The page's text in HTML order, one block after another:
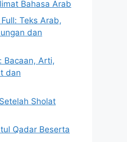
Bahasa Arab
Teks Arab,
dan
Bacaan, Arti,
dan
Sholat
Qadar Beserta